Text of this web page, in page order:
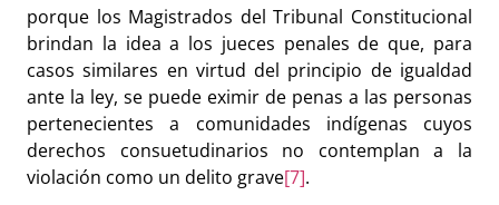
porque los Magistrados del Tribunal Constitucional
brindan la idea a los jueces penales de que, para
casos similares en virtud del principio de igualdad
ante la ley, se puede eximir de penas a las personas
pertenecientes a comunidades indígenas cuyos
derechos consuetudinarios no contemplan a la
violación como un delito grave[7].